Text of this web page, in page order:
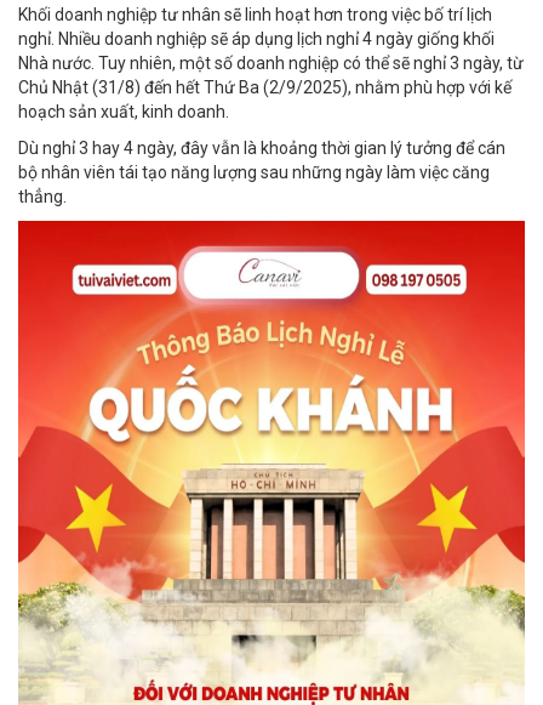
Khối doanh nghiệp tư nhân sẽ linh hoạt hơn trong việc bố trí lịch
nghỉ. Nhiều doanh nghiệp sẽ áp dụng lịch nghỉ 4 ngày giống khối
Nhà nước. Tuy nhiên, một số doanh nghiệp có thể sẽ nghỉ 3 ngày, từ
Chủ Nhật (31/8) đến hết Thứ Ba (2/9/2025), nhằm phù hợp với kế
hoạch sản xuất, kinh doanh.
Dù nghỉ 3 hay 4 ngày, đây vẫn là khoảng thời gian lý tưởng để cán
bộ nhân viên tái tạo năng lượng sau những ngày làm việc căng
thẳng.